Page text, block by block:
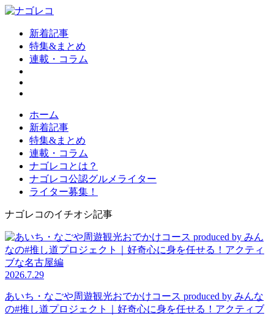
新着記事
特集&まとめ
連載・コラム
ホーム
新着記事
特集&まとめ
連載・コラム
ナゴレコとは？
ナゴレコ公認グルメライター
ライター募集！
ナゴレコのイチオシ記事
2026.7.29
あいち・なごや周遊観光おでかけコース produced by みんな
の#推し道プロジェクト｜好奇心に身を任せる！アクティブ